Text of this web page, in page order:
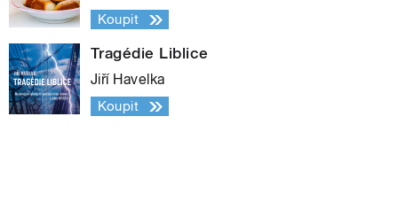
Koupit
Tragédie Liblice
Jiří Havelka
Koupit